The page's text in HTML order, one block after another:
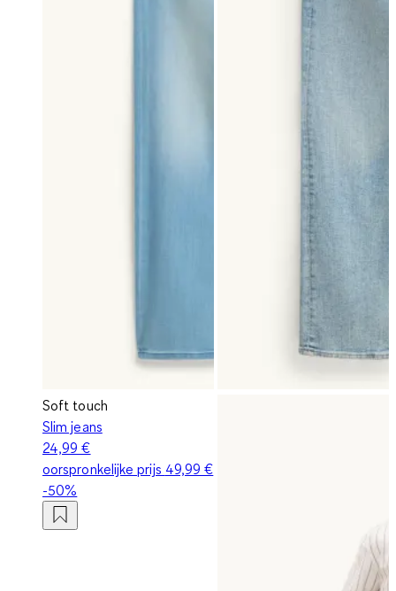
Soft touch
Slim jeans
24,99 €
oorspronkelijke prijs 49,99 €
-50%